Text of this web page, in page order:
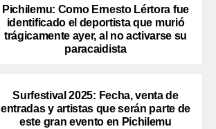
Pichilemu: Como Ernesto Lértora fue
identificado el deportista que murió
trágicamente ayer, al no activarse su
paracaidista
Surfestival 2025: Fecha, venta de
entradas y artistas que serán parte de
este gran evento en Pichilemu